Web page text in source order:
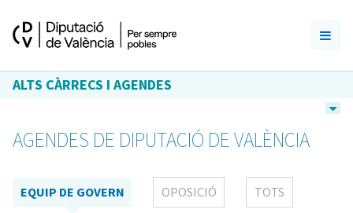
ALTS CÀRRECS I AGENDES
AGENDES DE DIPUTACIÓ DE VALÈNCIA
EQUIP DE GOVERN OPOSICIÓ TOTS